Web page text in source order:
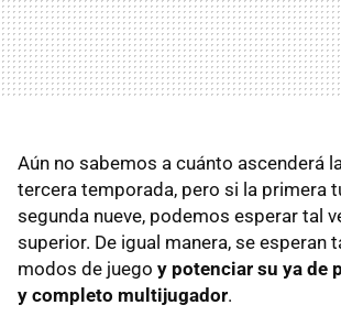
Aún no sabemos a cuánto ascenderá
tercera temporada, pero si la primera
segunda nueve, podemos esperar tal
superior. De igual manera, se esperan
modos de juego y potenciar su ya de
y completo multijugador.